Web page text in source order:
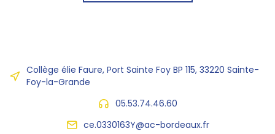
Collège élie Faure, Port Sainte Foy BP 115, 33220 Sainte-
Foy-la-Grande
05.53.74.46.60
ce.0330163Y@ac-bordeaux.fr